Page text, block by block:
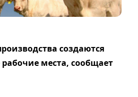
создаются
места, сообщает